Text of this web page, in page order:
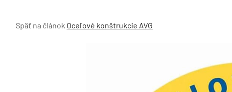
Späť na článok Oceľové konštrukcie AVG